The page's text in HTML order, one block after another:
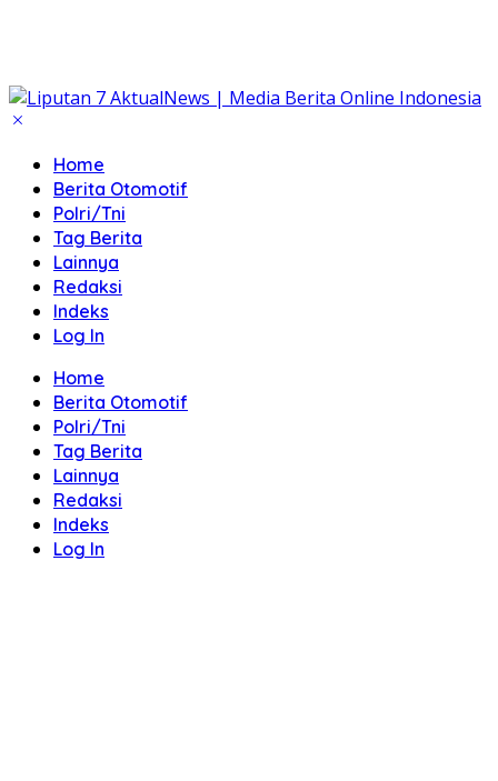
Home
Berita Otomotif
Polri/Tni
Tag Berita
Lainnya
Redaksi
Indeks
Log In
Home
Berita Otomotif
Polri/Tni
Tag Berita
Lainnya
Redaksi
Indeks
Log In